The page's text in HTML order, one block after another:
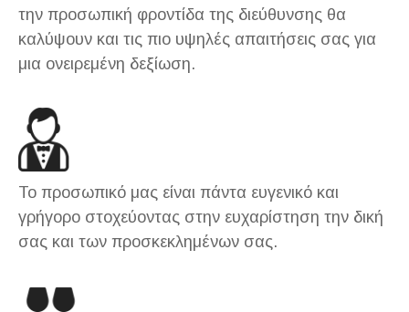
την προσωπική φροντίδα της διεύθυνσης θα
καλύψουν και τις πιο υψηλές απαιτήσεις σας για
μια ονειρεμένη δεξίωση.
Το προσωπικό μας είναι πάντα ευγενικό και
γρήγορο στοχεύοντας στην ευχαρίστηση την δική
σας και των προσκεκλημένων σας.